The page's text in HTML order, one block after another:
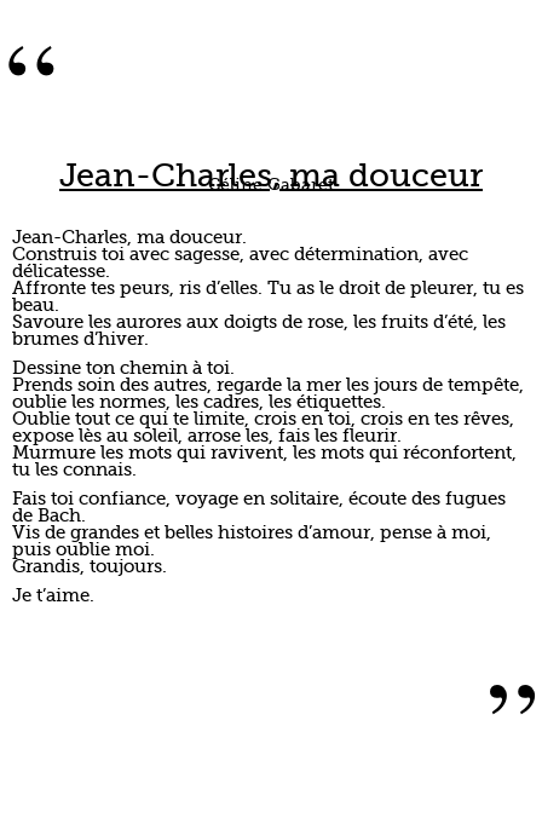
Jean-Charles, ma douceur
Céline Gabaret
“
Jean-Charles, ma douceur.
Construis toi avec sagesse, avec détermination, avec
délicatesse.
Affronte tes peurs, ris d’elles. Tu as le droit de pleurer, tu es
beau.
Savoure les aurores aux doigts de rose, les fruits d’été, les
brumes d’hiver.
Dessine ton chemin à toi.
Prends soin des autres, regarde la mer les jours de tempête,
oublie les normes, les cadres, les étiquettes.
Oublie tout ce qui te limite, crois en toi, crois en tes rêves,
expose lès au soleil, arrose les, fais les fleurir.
Murmure les mots qui ravivent, les mots qui réconfortent,
tu les connais.
Fais toi confiance, voyage en solitaire, écoute des fugues
de Bach.
Vis de grandes et belles histoires d’amour, pense à moi,
puis oublie moi.
Grandis, toujours.
Je t’aime.
”